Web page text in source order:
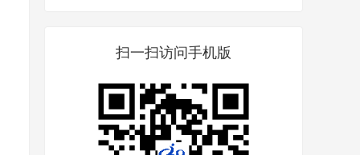
扫一扫访问手机版